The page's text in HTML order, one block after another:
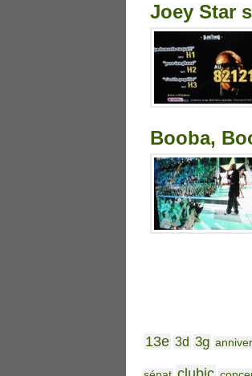
Joey Star
Booba,
13e 3d 3g